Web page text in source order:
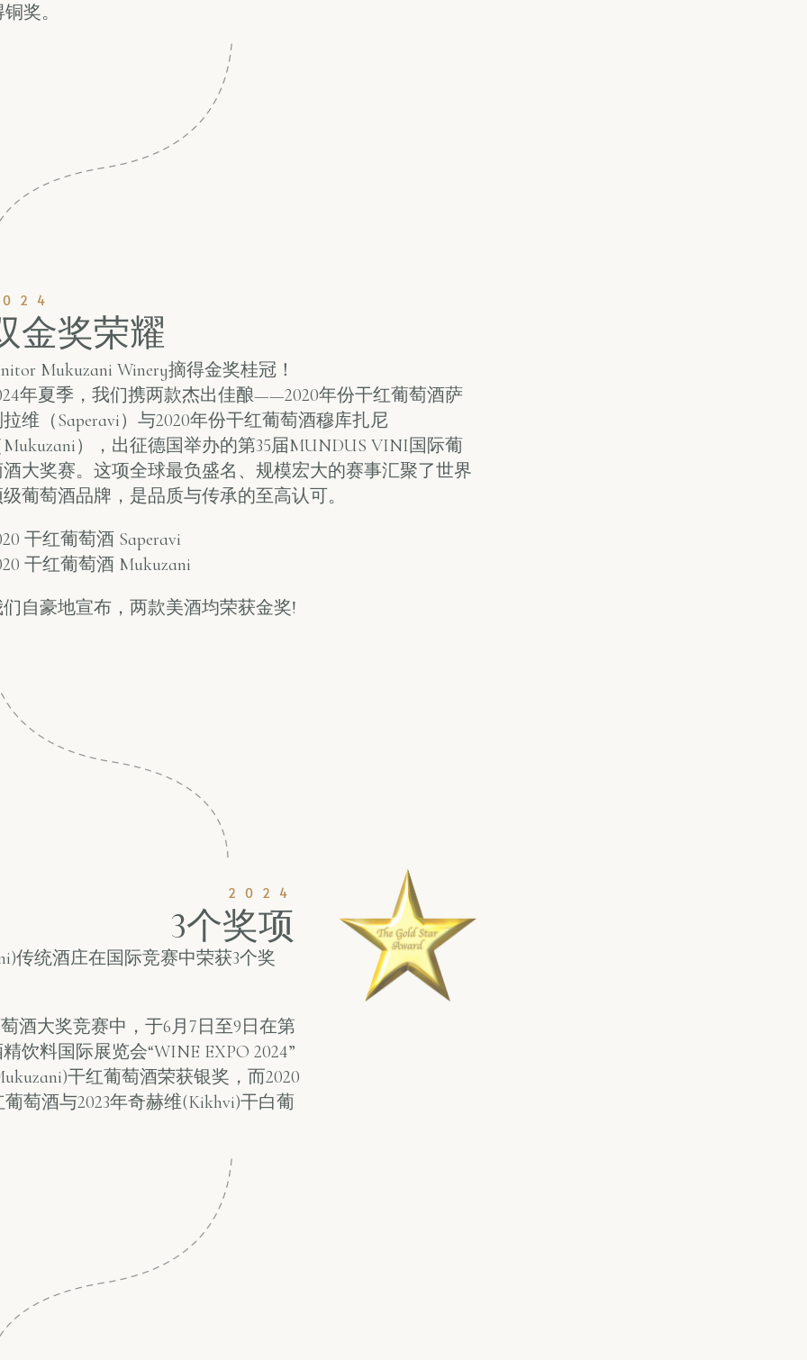
奖。
金奖荣耀
Mukuzani Winery摘得金奖桂冠！
年夏季，我们携两款杰出佳酿——2020年份干红葡萄酒萨
维（Saperavi）与2020年份干红葡萄酒穆库扎尼
），出征德国举办的第35届MUNDUS VINI国际葡
酒大奖赛。这项全球最负盛名、规模宏大的赛事汇聚了世界
葡萄酒品牌，是品质与传承的至高认可。
干红葡萄酒 Saperavi
干红葡萄酒 Mukuzani
自豪地宣布，两款美酒均荣获金奖!
2024
3个奖项
传统酒庄在国际竞赛中荣获3个奖
酒大奖竞赛中，于6月7日至9日在第
饮料国际展览会“WINE EXPO 2024”
干红葡萄酒荣获银奖，而2020
萄酒与2023年奇赫维(Kikhvi)干白葡